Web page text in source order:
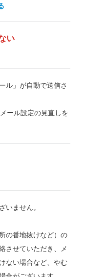
い
ル」が自動で送信さ
ール設定の見直しを
いません。
の番地抜けなど）の
させていただき、メ
ない場合など、やむ